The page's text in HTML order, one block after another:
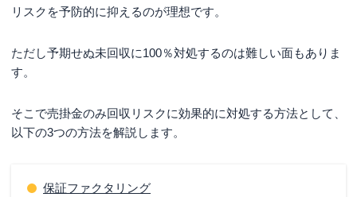
リスクを予防的に抑えるのが理想です。
ただし予期せぬ未回収に100％対処するのは難しい面もありま
す。
そこで売掛金のみ回収リスクに効果的に対処する方法として、
以下の3つの方法を解説します。
保証ファクタリング